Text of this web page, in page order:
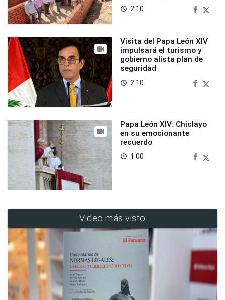
access_time 2:10
Visita del Papa León XIV
impulsará el turismo y
gobierno alista plan de
seguridad
access_time 2:10
Papa León XIV: Chiclayo
en su emocionante
recuerdo
access_time 1:00
Video más visto